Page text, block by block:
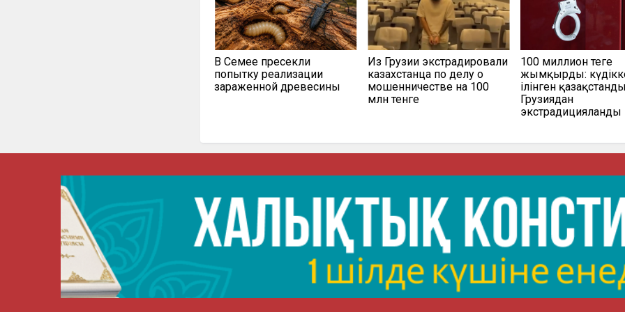
В Семее пресекли
попытку реализации
зараженной древесины
Из Грузии экстрадировали
казахстанца по делу о
мошенничестве на 100
млн тенге
100 миллион теңге
жымқырды:
ілінген
Грузиядан
экстрадицияланды